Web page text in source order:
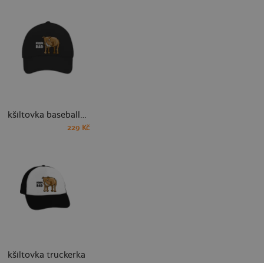
kšiltovka baseballka
229 Kč
kšiltovka truckerka